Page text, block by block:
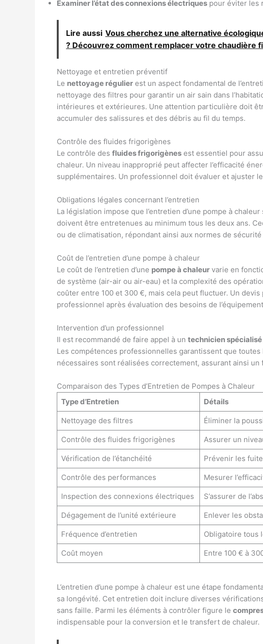
Examiner l’état des connexions électriques pour éviter les
Lire aussi Vous cherchez une alternative
? Découvrez comment remplacer votre chaudière
Nettoyage et entretien préventif
Le nettoyage régulier est un aspect fondamental de
nettoyage des filtres pour garantir un air sain dans
intérieures et extérieures. Une attention particulière doit
accumuler des salissures et des débris au fil du temps.
Contrôle des fluides frigorigènes
Le contrôle des fluides frigorigènes est essentiel pour
chaleur. Un niveau inapproprié peut affecter l’efficacité
supplémentaires. Un professionnel doit évaluer et ajuster
Obligations légales concernant l’entretien
La législation impose que l’entretien d’une pompe à
doivent être entretenues au minimum tous les deux ans.
ou de climatisation, répondant ainsi aux normes de
Coût de l’entretien d’une pompe à chaleur
Le coût de l’entretien d’une pompe à chaleur varie en
de système (air-air ou air-eau) et la complexité des
coûter entre 100 et 300 €, mais cela peut fluctuer. Un
professionnel après évaluation des besoins de
Intervention d’un professionnel
Il est recommandé de faire appel à un technicien spécialisé
Les compétences professionnelles garantissent que
nécessaires sont réalisées correctement, assurant ainsi un
Comparaison des Types d’Entretien de Pompes à Chaleur
Type d’Entretien
Détails
Nettoyage des filtres Éliminer la
Contrôle des fluides frigorigènes Assurer un
Vérification de l’étanchéité Prévenir les
Contrôle des performances Mesurer
Inspection des connexions électriques S’assurer de
Dégagement de l’unité extérieure Enlever les
Fréquence d’entretien Obligatoire tous
Coût moyen Entre 100 € à
L’entretien d’une pompe à chaleur est une étape
sa longévité. Cet entretien doit inclure diverses
sans faille. Parmi les éléments à contrôler figure le
indispensable pour la conversion et le transfert de chaleur.